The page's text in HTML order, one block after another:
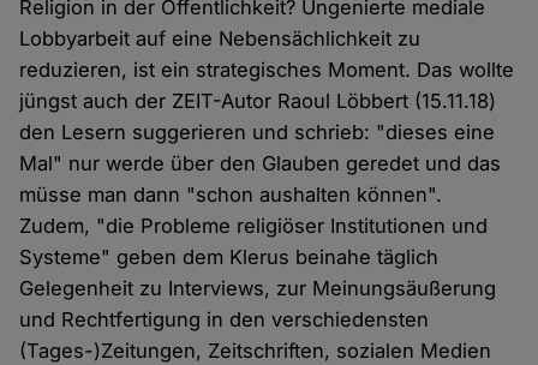
Religion in der Öffentlichkeit? Ungenierte mediale
Lobbyarbeit auf eine Nebensächlichkeit zu
reduzieren, ist ein strategisches Moment. Das wollte
jüngst auch der ZEIT-Autor Raoul Löbbert (15.11.18)
den Lesern suggerieren und schrieb: "dieses eine
Mal" nur werde über den Glauben geredet und das
müsse man dann "schon aushalten können".
Zudem, "die Probleme religiöser Institutionen und
Systeme" geben dem Klerus beinahe täglich
Gelegenheit zu Interviews, zur Meinungsäußerung
und Rechtfertigung in den verschiedensten
(Tages-)Zeitungen, Zeitschriften, sozialen Medien